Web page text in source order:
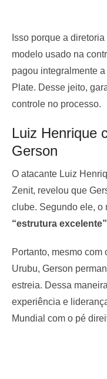
Isso porque a
modelo usado na
pagou integralmente
Plate. Desse jeito,
controle no processo.
Luiz Henrique
Gerson
O atacante Luiz
Zenit, revelou que
clube. Segundo ele, o
“estrutura excelente”
Portanto, mesmo com
Urubu, Gerson
estreia. Dessa
experiência e
Mundial com o pé